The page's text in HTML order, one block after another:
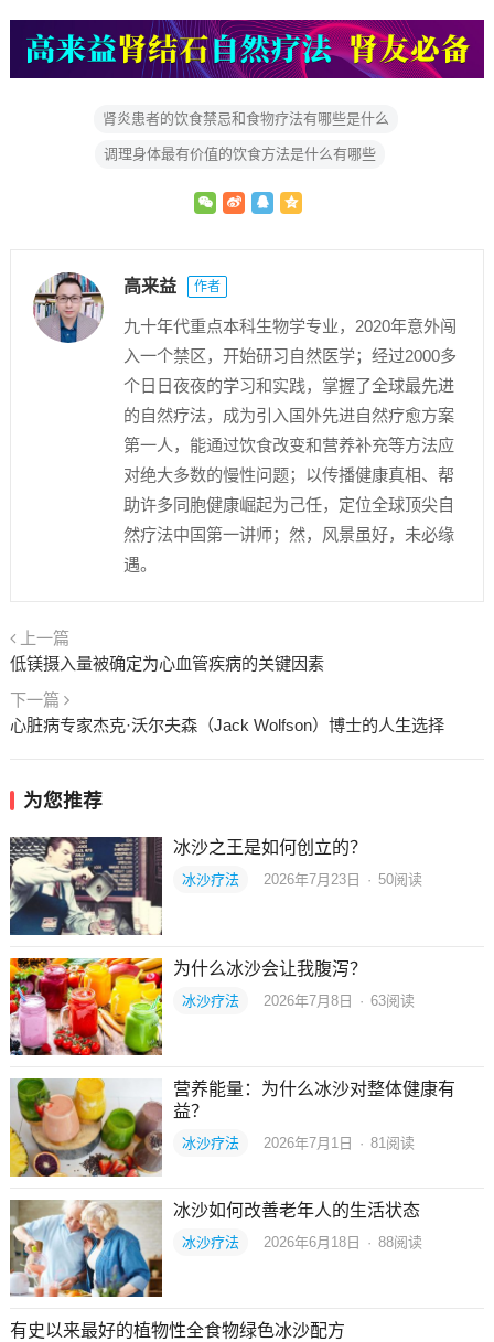
肾炎患者的饮食禁忌和食物疗法有哪些是什么
调理身体最有价值的饮食方法是什么有哪些
高来益 作者
九十年代重点本科生物学专业，2020年意外闯
入一个禁区，开始研习自然医学；经过2000多
个日日夜夜的学习和实践，掌握了全球最先进
的自然疗法，成为引入国外先进自然疗愈方案
第一人，能通过饮食改变和营养补充等方法应
对绝大多数的慢性问题；以传播健康真相、帮
助许多同胞健康崛起为己任，定位全球顶尖自
然疗法中国第一讲师；然，风景虽好，未必缘
遇。
上一篇
低镁摄入量被确定为心血管疾病的关键因素
下一篇
心脏病专家杰克·沃尔夫森（Jack Wolfson）博士的人生选择
为您推荐
冰沙之王是如何创立的？
冰沙疗法 2026年7月23日 · 50阅读
为什么冰沙会让我腹泻？
冰沙疗法 2026年7月8日 · 63阅读
营养能量：为什么冰沙对整体健康有
益？
冰沙疗法 2026年7月1日 · 81阅读
冰沙如何改善老年人的生活状态
冰沙疗法 2026年6月18日 · 88阅读
有史以来最好的植物性全食物绿色冰沙配方